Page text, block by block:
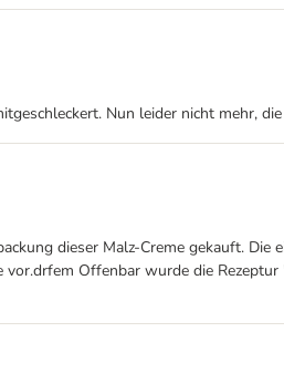
Nun leider nicht mehr,
dieser Malz-Creme gekauft.
Offenbar wurde die